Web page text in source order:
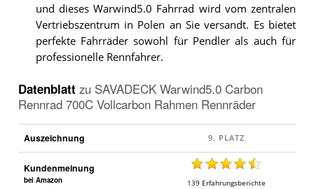
und dieses Warwind5.0 Fahrrad wird vom zentralen
Vertriebszentrum in Polen an Sie versandt. Es bietet
perfekte Fahrräder sowohl für Pendler als auch für
professionelle Rennfahrer.
Datenblatt zu SAVADECK Warwind5.0 Carbon
Rennrad 700C Vollcarbon Rahmen Rennräder
Auszeichnung
Kundenmeinung
bei Amazon 139 Erfahrungsberichte